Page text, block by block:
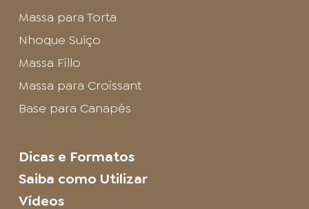
Massa para Torta
Nhoque Suíço
Massa Fillo
Massa para Croissant
Base para Canapés
Dicas e Formatos
Saiba como Utilizar
Vídeos